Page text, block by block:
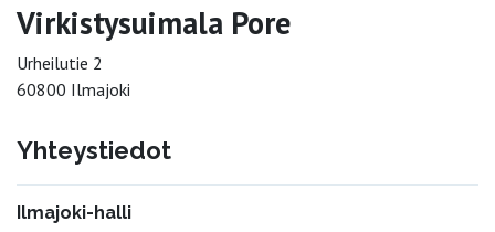
Virkistysuimala Pore
Urheilutie 2
60800 Ilmajoki
Yhteystiedot
Ilmajoki-halli